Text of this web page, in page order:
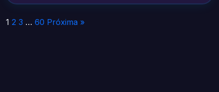
Paginação
1 2 3 … 60 Próxima »